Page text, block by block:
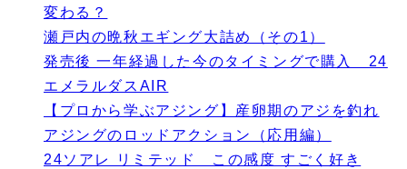
変わる？
瀬戸内の晩秋エギング大詰め（その1）
発売後 一年経過した今のタイミングで購入 24
エメラルダスAIR
【プロから学ぶアジング】産卵期のアジを釣れ
アジングのロッドアクション（応用編）
24ソアレ リミテッド この感度 すごく好き